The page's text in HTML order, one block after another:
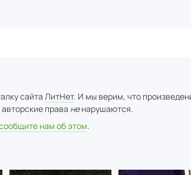
сайта ЛитНет. И мы верим, что
права ненарушаются.
нам об этом.